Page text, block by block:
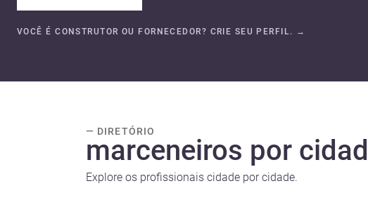
VOCÊ É CONSTRUTOR OU FORNECEDOR? CRIE SEU PERFIL. →
— DIRETÓRIO
marceneiros por
Explore os profissionais cidade por cidade.